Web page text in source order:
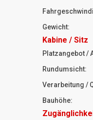
Gewicht:
Kabine / Sitz
Platzangebot /
Rundumsicht:
Verarbeitung /
Bauhöhe: